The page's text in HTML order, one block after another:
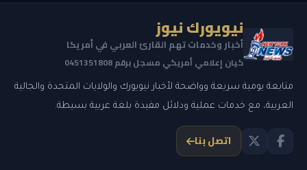
نيويورك نيوز
أخبار وخدمات تهم القارئ العربي في أمريكا
كيان إعلامي أمريكي مسجل برقم 0451351808
متابعة يومية سريعة وواضحة لأخبار نيويورك والولايات المتحدة والجالية
العربية، مع خدمات عملية ودلائل مفيدة بلغة عربية بسيطة.
اتصل بنا